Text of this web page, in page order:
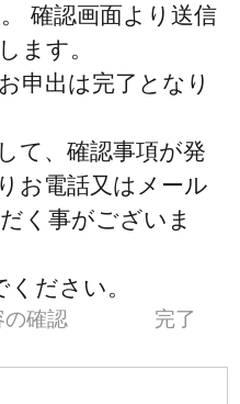
確認画面より送信
ます。
申出は完了となり
て、確認事項が発
お電話又はメール
く事がございま
ださい。
の確認 完了